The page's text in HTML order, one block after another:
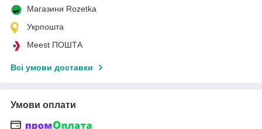
Магазини Rozetka
Укрпошта
Meest ПОШТА
Всі умови доставки
Умови оплати